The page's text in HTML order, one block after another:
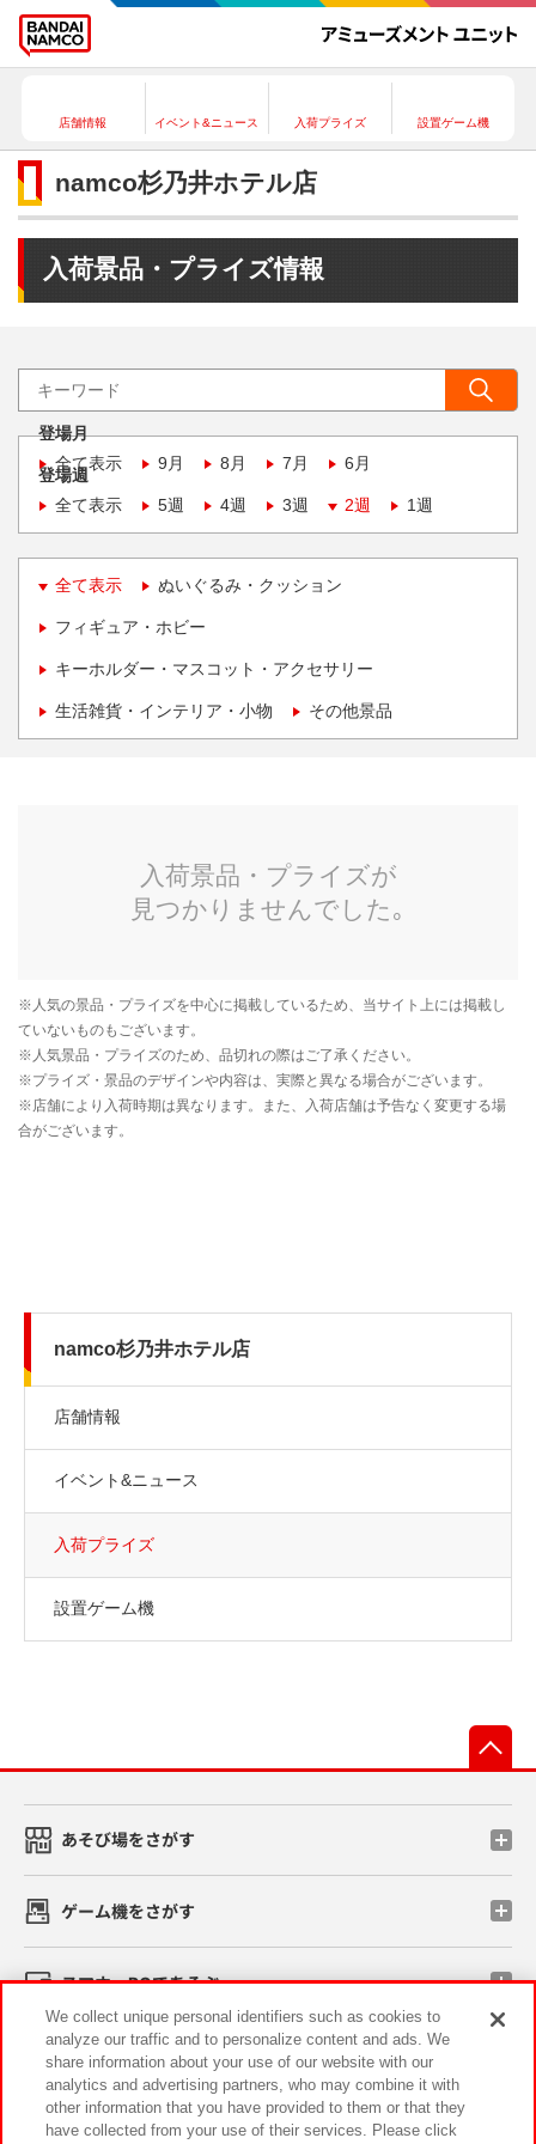
店舗情報 イベント&ニュース 入荷プライズ 設置ゲーム機
namco杉乃井ホテル店
入荷景品・プライズ情報
登場月
全て表示
9月 8月 7月 6月
登場週
全て表示
5週 4週 3週 2週 1週
全て表示 ぬいぐるみ・クッション
フィギュア・ホビー
キーホルダー・マスコット・アクセサリー
生活雑貨・インテリア・小物 その他景品
namco杉乃井ホテル店
店舗情報
イベント&ニュース
入荷プライズ
設置ゲーム機
あそび場をさがす
ゲーム機をさがす
スマホ・PCであそぶ
イベント・キャンペーン
We collect unique personal identifiers such as cookies to
analyze our traffic and to personalize content and ads. We
share information about your use of our website with our
analytics and advertising partners, who may combine it with
other information that you have provided to them or that they
have collected from your use of their services. Please click